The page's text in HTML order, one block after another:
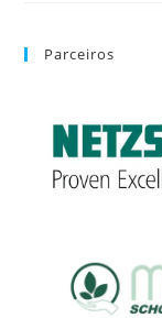
Parceiros